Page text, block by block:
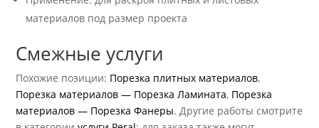
материалов под размер проекта
Смежные услуги
Похожие позиции: Порезка плитных материалов,
Порезка материалов — Порезка Ламината, Порезка
материалов — Порезка Фанеры. Другие работы смотрите